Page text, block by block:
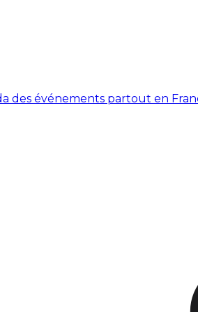
des événements partout en